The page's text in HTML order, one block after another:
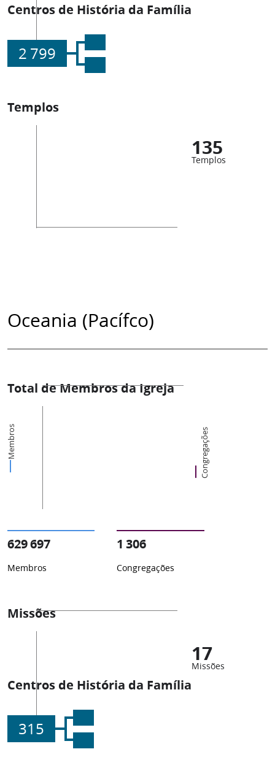
Centros de História da Família
2 799
Templos
135
Templos
Oceania (Pacífco)
Total de Membros da Igreja
Membros Congregações
629 697
Membros
1 306
Congregações
Missões
17
Missões
Centros de História da Família
315